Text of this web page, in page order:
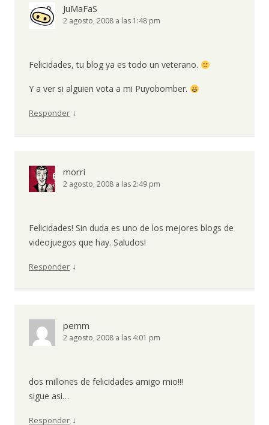
JuMaFaS
2 agosto, 2008 a las 1:48 pm
Felicidades, tu blog ya es todo un veterano.
Y a ver si alguien vota a mi Puyobomber.
Responder ↓
morri
2 agosto, 2008 a las 2:49 pm
Felicidades! Sin duda es uno de los mejores blogs de
videojuegos que hay. Saludos!
Responder ↓
pemm
2 agosto, 2008 a las 4:01 pm
dos millones de felicidades amigo mio!!!
sigue asi…
Responder ↓